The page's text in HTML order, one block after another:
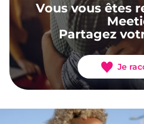
Vous vous êtes
Partagez
Je